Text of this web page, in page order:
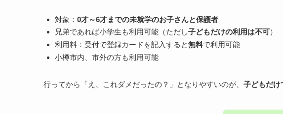
対象： 0才～6才までの未就学のお子さんと保護者
兄弟であれば小学生も利用可能（ただし子どもだけの利用は不可）
利用料：受付で登録カードを記入すると無料で利用可能
小樽市内、市外の方も利用可能
行ってから「え、これダメだったの？」となりやすいのが、 子どもだけ